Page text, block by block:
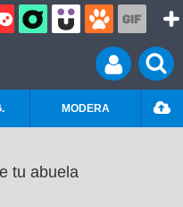
MODERA
tu abuela